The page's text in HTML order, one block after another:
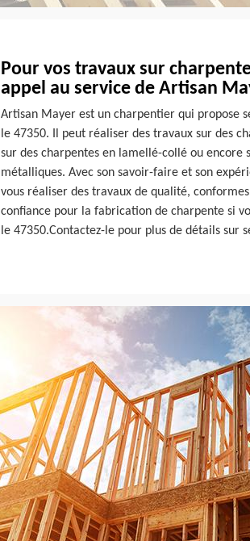
Pour vos travaux sur
appel au service de Artisan
Artisan Mayer est un charpentier qui propose
le 47350. Il peut réaliser des travaux sur des
sur des charpentes en lamellé-collé ou encore
métalliques. Avec son savoir-faire et son
vous réaliser des travaux de qualité,
confiance pour la fabrication de charpente si
le 47350.Contactez-le pour plus de détails sur